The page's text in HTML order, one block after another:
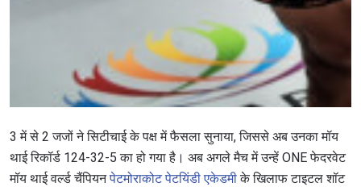
3 में से 2 जजों ने सिटीचाई के पक्ष में फैसला सुनाया, जिससे अब उनका मॉय
थाई रिकॉर्ड 124-32-5 का हो गया है। अब अगले मैच में उन्हें ONE फेदरवेट
मॉय थाई वर्ल्ड चैंपियनपेटमोराकोट पेटयिंडी एकेडमीके खिलाफ टाइटल शॉट